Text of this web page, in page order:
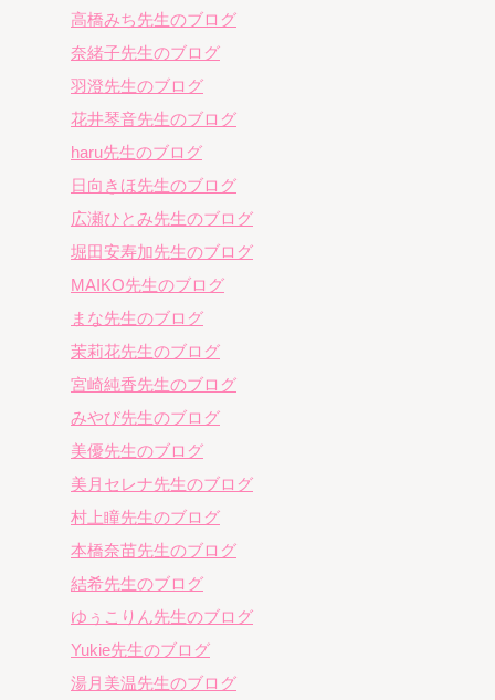
高橋みち先生のブログ
奈緒子先生のブログ
羽澄先生のブログ
花井琴音先生のブログ
haru先生のブログ
日向きほ先生のブログ
広瀬ひとみ先生のブログ
堀田安寿加先生のブログ
MAIKO先生のブログ
まな先生のブログ
茉莉花先生のブログ
宮崎純香先生のブログ
みやび先生のブログ
美優先生のブログ
美月セレナ先生のブログ
村上瞳先生のブログ
本橋奈苗先生のブログ
結希先生のブログ
ゆぅこりん先生のブログ
Yukie先生のブログ
湯月美温先生のブログ